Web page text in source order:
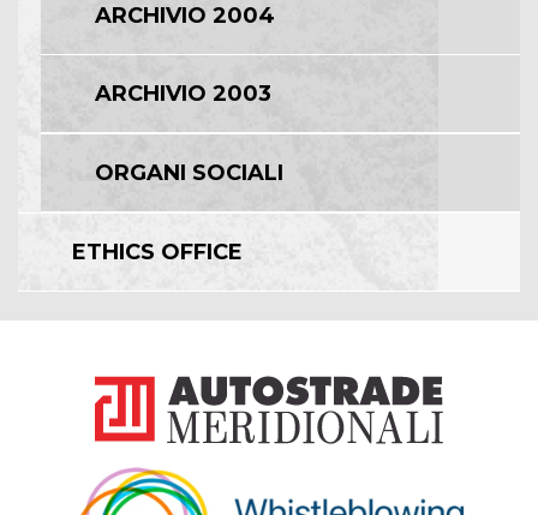
ARCHIVIO 2004
ARCHIVIO 2003
ORGANI SOCIALI
ETHICS OFFICE